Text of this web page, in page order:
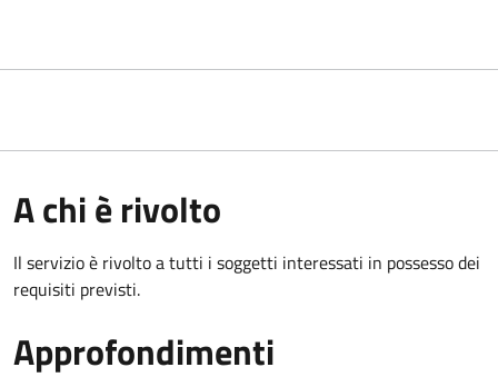
A chi è rivolto
Il servizio è rivolto a tutti i soggetti interessati in possesso dei
requisiti previsti.
Approfondimenti